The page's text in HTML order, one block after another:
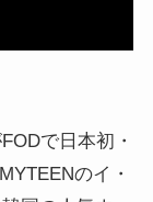
で日本初・
のイ・